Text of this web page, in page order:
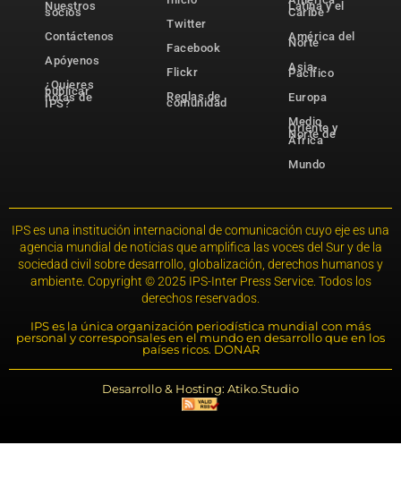
Nuestros
socios
Contáctenos
Apóyenos
¿Quieres
publicar
notas de
IPS?
Twitter
Facebook
Flickr
Reglas de
comunidad
Latina y el
Caribe
América del
Norte
Asia-
Pacífico
Europa
Medio
Oriente y
Norte de
África
Mundo
IPS es una institución internacional de comunicación cuyo eje es una
agencia mundial de noticias que amplifica las voces del Sur y de la
sociedad civil sobre desarrollo, globalización, derechos humanos y
ambiente. Copyright © 2025 IPS-Inter Press Service. Todos los
derechos reservados.
IPS es la única organización periodística mundial con más
personal y corresponsales en el mundo en desarrollo que en los
países ricos. DONAR
Desarrollo & Hosting: Atiko.Studio